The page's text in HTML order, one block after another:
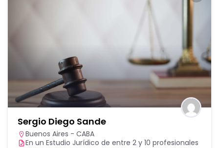
Sergio Diego Sande
Buenos Aires - CABA
En un Estudio Jurídico de entre 2 y 10 profesionales